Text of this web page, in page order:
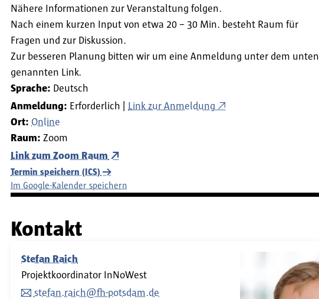
Nähere Informationen zur Veranstaltung folgen.
Nach einem kurzen Input von etwa 20 – 30 Min. besteht Raum für
Fragen und zur Diskussion.
Zur besseren Planung bitten wir um eine Anmeldung unter dem unten
genannten Link.
Sprache: Deutsch
Anmeldung: Erforderlich
Link zur Anmeldung
Ort: Online
Raum: Zoom
Link zum Zoom Raum
Termin speichern (ICS)
Im Google-Kalender speichern
Kontakt
Stefan Raich
Projektkoordinator InNoWest
stefan.raich@fh-potsdam.de